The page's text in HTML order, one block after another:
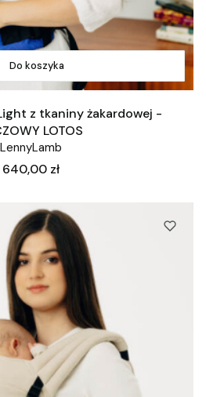
Do koszyka
z tkaniny żakardowej -
LOTOS
LennyLamb
Cena
640,00 zł